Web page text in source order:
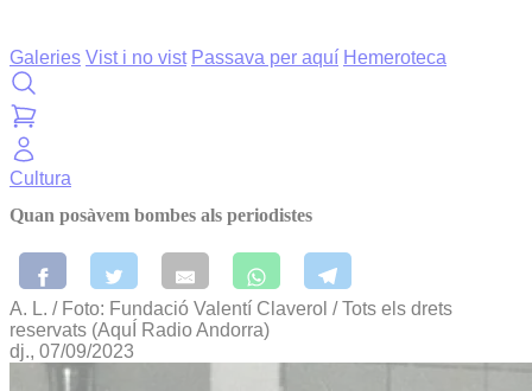
Galeries Vist i no vist Passava per aquí Hemeroteca
Cultura
Quan posàvem bombes als periodistes
A. L. / Foto: Fundació Valentí Claverol / Tots els drets
reservats (AquÍ Radio Andorra)
dj., 07/09/2023